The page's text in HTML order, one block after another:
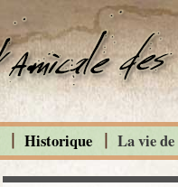
Historique La vie